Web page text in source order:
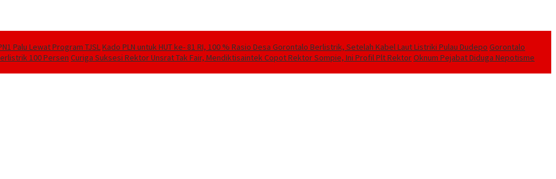
Palu Lewat Program TJSLKado PLN untuk HUT ke- 81 RI, 100 % Rasio Desa Gorontalo Berlistrik, Setelah Kabel Laut Listriki Pulau Dudepo Gorontalo
100 Persen Curiga Suksesi Rektor Unsrat Tak Fair, Mendiktisaintek Copot Rektor Sompie, Ini Profil Plt RektorOknum Pejabat Diduga Nepotisme